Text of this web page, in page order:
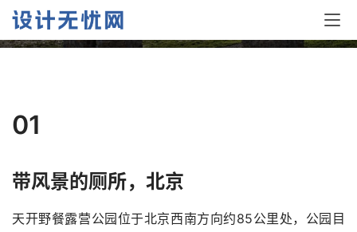
不一样的厕所空间设计
01
带风景的厕所，北京
天开野餐露营公园位于北京西南方向约85公里处，公园目